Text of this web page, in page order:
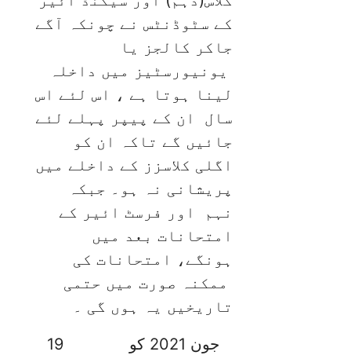
کے سٹوڈنٹس نے چونکہ آگے
جاکر کالجز یا
یونیورسٹیز میں داخلہ
لینا ہوتا ہے ، اس لئے اس
سال ان کے پیپر پہلے لئے
جائیں گے تاکہ ان کو
اگلی کلاسزز کے داخلے میں
پریشانی نہ ہو۔ جبکہ
نہم اور فرسٹ ائیر کے
امتحانات بعد میں
ہونگے، امتحانات کی
ممکنہ صورت میں حتمی
تاریخیں یہ ہوں گی ۔
19